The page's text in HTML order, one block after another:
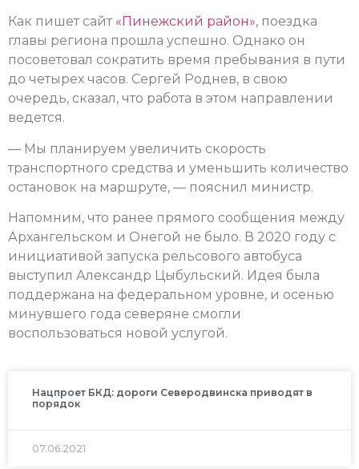
Как пишет сайт «Пинежский район», поездка
главы региона прошла успешно. Однако он
посоветовал сократить время пребывания в пути
до четырех часов. Сергей Роднев, в свою
очередь, сказал, что работа в этом направлении
ведется.
— Мы планируем увеличить скорость
транспортного средства и уменьшить количество
остановок на маршруте, — пояснил министр.
Напомним, что ранее прямого сообщения между
Архангельском и Онегой не было. В 2020 году с
инициативой запуска рельсового автобуса
выступил Александр Цыбульский. Идея была
поддержана на федеральном уровне, и осенью
минувшего года северяне смогли
воспользоваться новой услугой.
Нацпроет БКД: дороги Северодвинска приводят в
порядок
07.06.2021